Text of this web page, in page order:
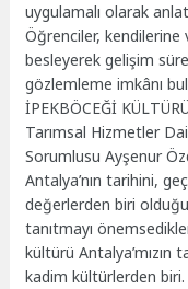
uygulamalı olarak
Öğrenciler, kendilerine
besleyerek gelişim
gözlemleme imkânı
İPEKBÖCEĞİ
Tarımsal Hizmetler
Sorumlusu Ayşenur
Antalya’nın tarihini,
değerlerden biri
tanıtmayı
kültürü
kadim kültürlerden biri.